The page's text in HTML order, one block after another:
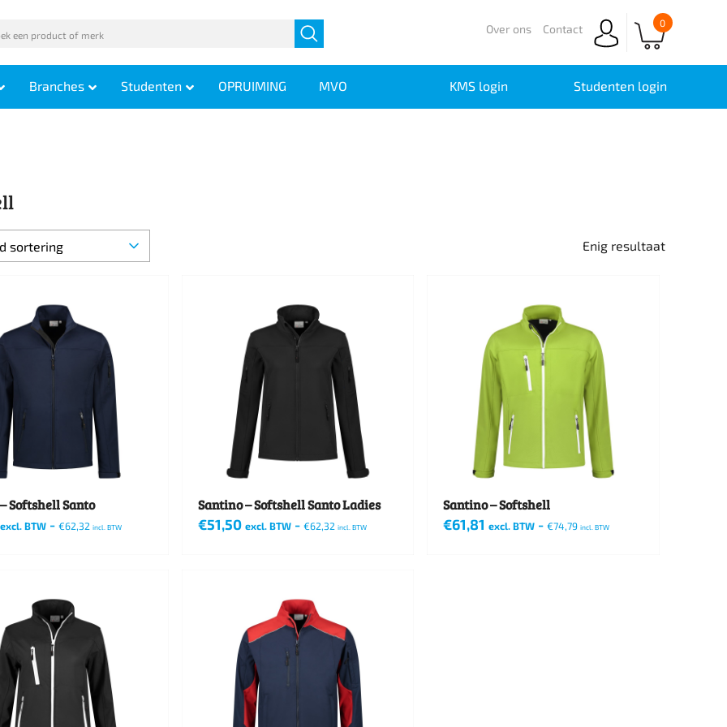
0
Over ons Contact
Branches Studenten OPRUIMING MVO KMS login Studenten login
Enig resultaat
Softshell Santo
excl. BTW- €62,32 incl. BTW
Santino – Softshell Santo Ladies
€51,50 excl. BTW- €62,32 incl. BTW
meerdere
variaties.
Santino – Softshell
€61,81 excl. BTW -€74,79 incl. BTW